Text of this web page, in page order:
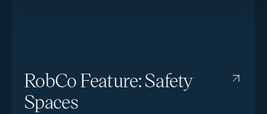
RobCo Feature: Safety
Spaces